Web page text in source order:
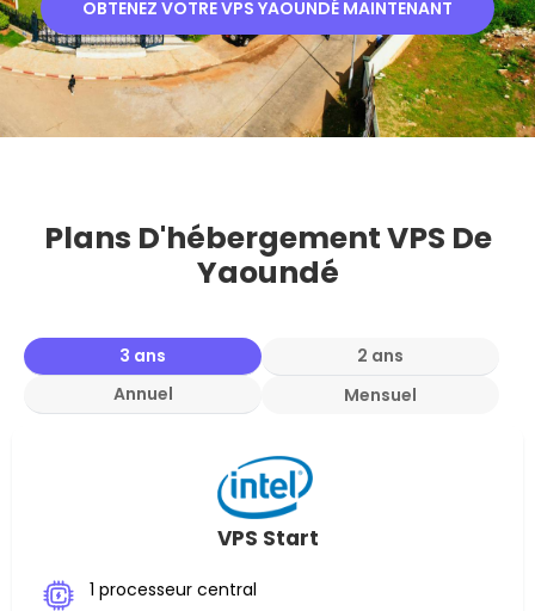
OBTENEZ VOTRE VPS YAOUNDÉ MAINTENANT
Plans D'hébergement VPS De
Yaoundé
3 ans
2 ans
Annuel
Mensuel
VPS Start
1 processeur central